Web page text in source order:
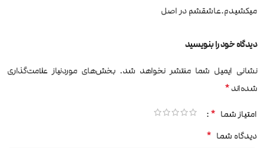
میکشیدم.عاشقشم در اصل
دیدگاه خود را بنویسید
نشانی ایمیل شما منتشر نخواهد شد. بخش‌های موردنیاز علامت‌گذاری
شده‌اند*
امتیاز شما *
دیدگاه شما *